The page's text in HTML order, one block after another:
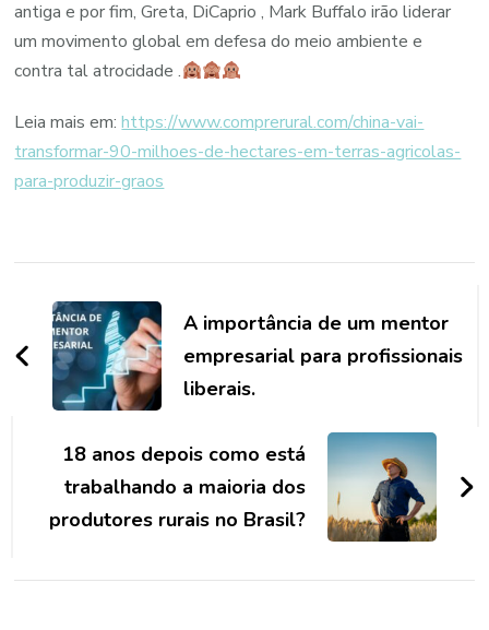
antiga e por fim, Greta, DiCaprio , Mark Buffalo irão liderar
um movimento global em defesa do meio ambiente e
contra tal atrocidade .
Leia mais em:https://www.comprerural.com/china-vai-
transformar-90-milhoes-de-hectares-em-terras-agricolas-
para-produzir-graos
de
post
A importância de um mentor
empresarial para profissionais
liberais.
18 anos depois como está
trabalhando a maioria dos
produtores rurais no Brasil?